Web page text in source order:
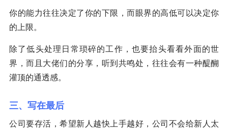
你的能力往往决定了你的下限，而眼界的高低可以决定你
的上限。
除了低头处理日常琐碎的工作，也要抬头看看外面的世
界，而且大佬们的分享，听到共鸣处，往往会有一种醍醐
灌顶的通透感。
三、写在最后
公司要存活，希望新人越快上手越好，公司不会给新人太